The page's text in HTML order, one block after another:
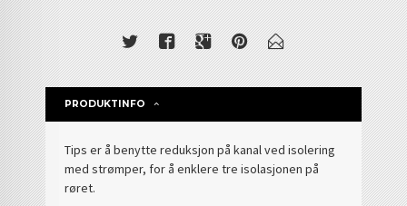
PRODUKTINFO
Tips er å benytte reduksjon på kanal ved isolering
med strømper, for å enklere tre isolasjonen på
røret.